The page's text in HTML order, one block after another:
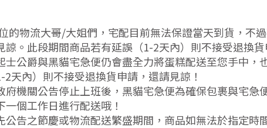
的物流大哥/大姐們，宅配目前無法保證當天到貨，不
。此段期間商品若有延誤（1-2天內）則不接受退換貨
公爵與黑貓宅急便仍會盡全力將蛋糕配送至您手中，
天內）則不接受退換貨申請，還請見諒！
機關公告停止上班後，黑貓宅急便為確保包裹與宅急
個工作日進行配送哦！
告之節慶或物流配送繁盛期間，商品如無法於指定時